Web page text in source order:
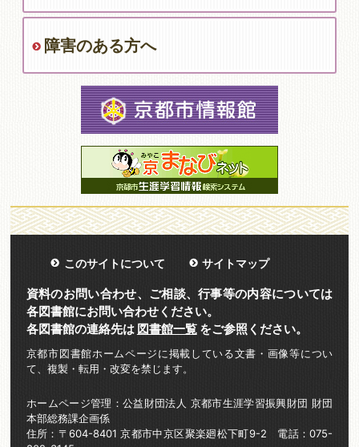
障害のある方へ
このサイトについて サイトマップ
資料のお問い合わせ、ご相談、行事等の内容については
各図書館にお問い合わせください。
各図書館の連絡先は 図書館一覧をご参照ください。
京都市図書館ホームページに掲載している文書・画像等につい
て、複製・転用・改変を禁じます。
ホームページ管理：公益財団法人 京都市生涯学習振興財団 財団
本部総務課企画係
住所：〒604-8401 京都市中京区聚楽廻松下町9-2 電話：075-